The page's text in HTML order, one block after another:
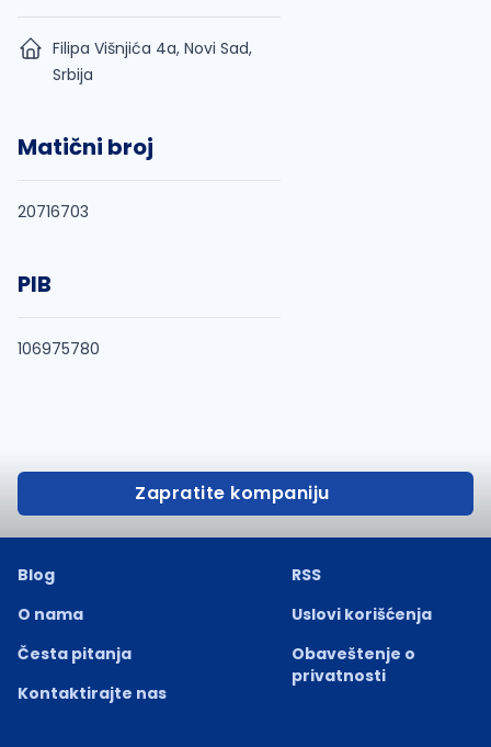
Filipa Višnjića 4a, Novi Sad,
Srbija
Matični broj
20716703
PIB
106975780
Zapratite kompaniju
Blog
O nama
Česta pitanja
Kontaktirajte nas
RSS
Uslovi korišćenja
Obaveštenje o
privatnosti